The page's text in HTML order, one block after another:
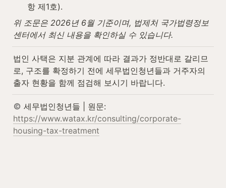
항 제1호).
위 조문은 2026년 6월 기준이며, 법제처 국가법령정보
센터에서 최신 내용을 확인하실 수 있습니다.
법인 사택은 지분 관계에 따라 결과가 정반대로 갈리므
로, 구조를 확정하기 전에 세무법인청년들과 거주자의
출자 현황을 함께 점검해 보시기 바랍니다.
https://www.watax.kr/consulting/corporate-
housing-tax-treatment